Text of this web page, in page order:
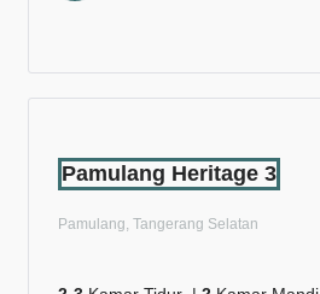
Pamulang Heritage 3
Pamulang, Tangerang Selatan